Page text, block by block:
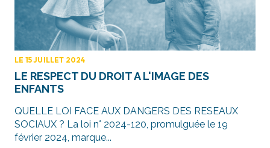
LE 15 JUILLET 2024
LE RESPECT DU DROIT A L'IMAGE DES
ENFANTS
QUELLE LOI FACE AUX DANGERS DES RESEAUX
SOCIAUX ? La loi n° 2024-120, promulguée le 19
février 2024, marque...